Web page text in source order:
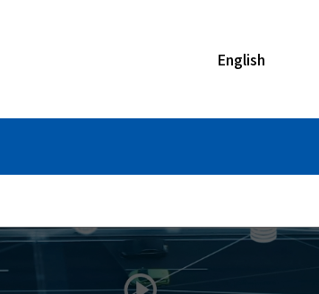
English